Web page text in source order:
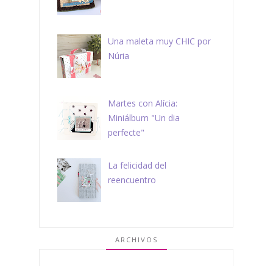
Una maleta muy CHIC por
Núria
Martes con Alícia:
Miniálbum "Un dia
perfecte"
La felicidad del
reencuentro
ARCHIVOS